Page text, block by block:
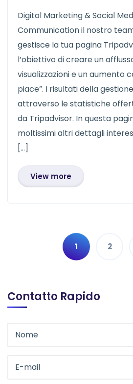
Digital Marketing & Social
Communication il nostro
gestisce la tua pagina
l’obiettivo di creare un
visualizzazioni e un aumento
piace”. I risultati della
attraverso le statistiche
da Tripadvisor. In questa
moltissimi altri dettagli
[…]
View more
1 2
Contatto Rapido